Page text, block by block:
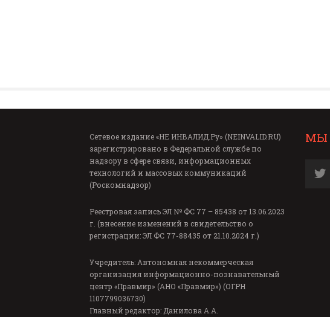
Сетевое издание «НЕ ИНВАЛИД.Ру» (NEINVALID.RU)
зарегистрировано в Федеральной службе по
надзору в сфере связи, информационных
технологий и массовых коммуникаций
(Роскомнадзор)
Реестровая запись ЭЛ № ФС 77 – 85438 от 13.06.2023
г. (внесение изменений в свидетельство о
регистрации: ЭЛ ФС 77-88435 от 21.10.2024 г.)
Учредитель: Автономная некоммерческая
организация информационно-познавательный
центр «Правмир» (АНО «Правмир») (ОГРН
1107799036730)
Главный редактор: Данилова А.А.
МЫ